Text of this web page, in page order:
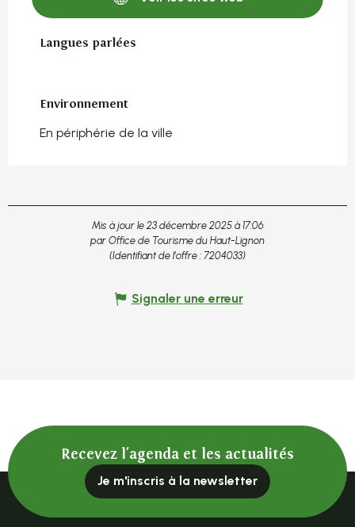
Langues parlées
Langues parlées
Environnement
Environnement
En périphérie de la ville
Mis à jour le 23 décembre 2025 à 17:06
par Office de Tourisme du Haut-Lignon
(Identifiant de l'offre : 7204033)
Signaler une erreur
Recevez l'agenda et les actualités
Je m'inscris à la newsletter